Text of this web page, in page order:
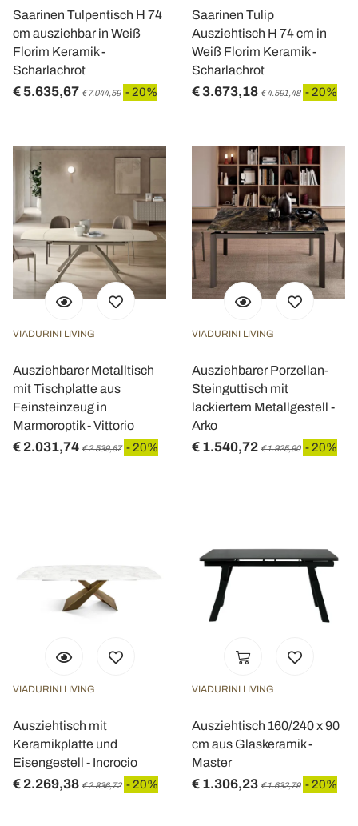
Saarinen Tulpentisch H 74
cm ausziehbar in Weiß
Florim Keramik -
Scharlachrot
€ 5.635,67 € 7.044,59 - 20%
Saarinen Tulip
Ausziehtisch H 74 cm in
Weiß Florim Keramik -
Scharlachrot
€ 3.673,18 € 4.591,48 - 20%
VIADURINI LIVING
Ausziehbarer Metalltisch
mit Tischplatte aus
Feinsteinzeug in
Marmoroptik - Vittorio
€ 2.031,74 € 2.539,67 - 20%
VIADURINI LIVING
Ausziehbarer Porzellan-
Steinguttisch mit
lackiertem Metallgestell -
Arko
€ 1.540,72 € 1.925,90 - 20%
VIADURINI LIVING
Ausziehtisch mit
Keramikplatte und
Eisengestell - Incrocio
€ 2.269,38 € 2.836,72 - 20%
VIADURINI LIVING
Ausziehtisch 160/240 x 90
cm aus Glaskeramik -
Master
€ 1.306,23 € 1.632,79 - 20%